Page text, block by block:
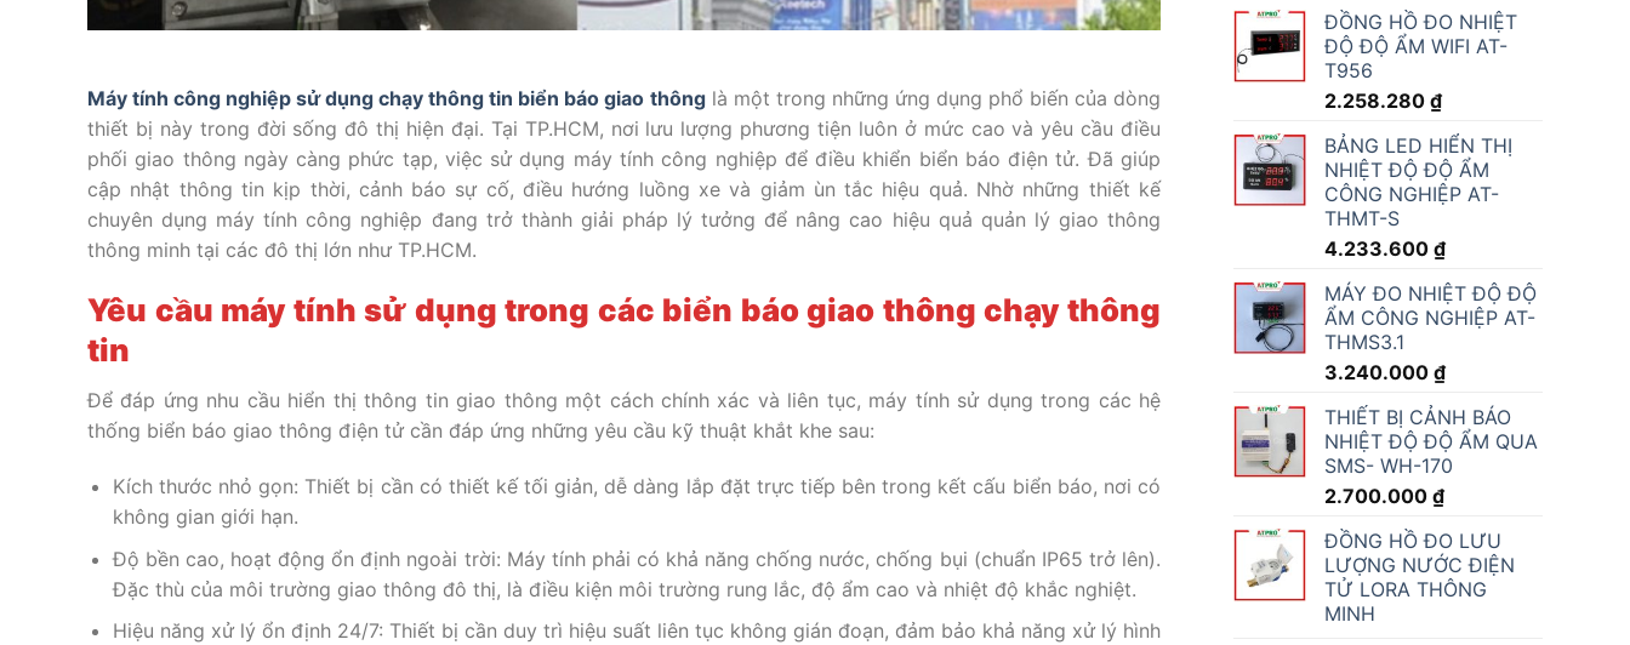
Máy tính công nghiệp sử dụng chạy thông tin biển báo giao thông là một trong những ứng dụng phổ biến của dòng
thiết bị này trong đời sống đô thị hiện đại. Tại TP.HCM, nơi lưu lượng phương tiện luôn ở mức cao và yêu cầu điều
phối giao thông ngày càng phức tạp, việc sử dụng máy tính công nghiệp để điều khiển biển báo điện tử. Đã giúp
cập nhật thông tin kịp thời, cảnh báo sự cố, điều hướng luồng xe và giảm ùn tắc hiệu quả. Nhờ những thiết kế
chuyên dụng máy tính công nghiệp đang trở thành giải pháp lý tưởng để nâng cao hiệu quả quản lý giao thông
thông minh tại các đô thị lớn như TP.HCM.
Yêu cầu máy tính sử dụng trong các biển báo giao thông chạy thông
tin
Để đáp ứng nhu cầu hiển thị thông tin giao thông một cách chính xác và liên tục, máy tính sử dụng trong các hệ
thống biển báo giao thông điện tử cần đáp ứng những yêu cầu kỹ thuật khắt khe sau:
Kích thước nhỏ gọn: Thiết bị cần có thiết kế tối giản, dễ dàng lắp đặt trực tiếp bên trong kết cấu biển báo, nơi có
không gian giới hạn.
Độ bền cao, hoạt động ổn định ngoài trời: Máy tính phải có khả năng chống nước, chống bụi (chuẩn IP65 trở lên).
Đặc thù của môi trường giao thông đô thị, là điều kiện môi trường rung lắc, độ ẩm cao và nhiệt độ khắc nghiệt.
Hiệu năng xử lý ổn định 24/7: Thiết bị cần duy trì hiệu suất liên tục không gián đoạn, đảm bảo khả năng xử lý hình
ĐỒNG HỒ ĐO NHIỆT
ĐỘ ĐỘ ẨM WIFI AT-
T956
2.258.280 ₫
BẢNG LED HIỂN THỊ
NHIỆT ĐỘ ĐỘ ẨM
CÔNG NGHIỆP AT-
THMT-S
4.233.600 ₫
MÁY ĐO NHIỆT ĐỘ ĐỘ
ẨM CÔNG NGHIỆP AT-
THMS3.1
3.240.000 ₫
THIẾT BỊ CẢNH BÁO
NHIỆT ĐỘ ĐỘ ẨM QUA
SMS- WH-170
2.700.000 ₫
ĐỒNG HỒ ĐO LƯU
LƯỢNG NƯỚC ĐIỆN
TỬ LORA THÔNG
MINH